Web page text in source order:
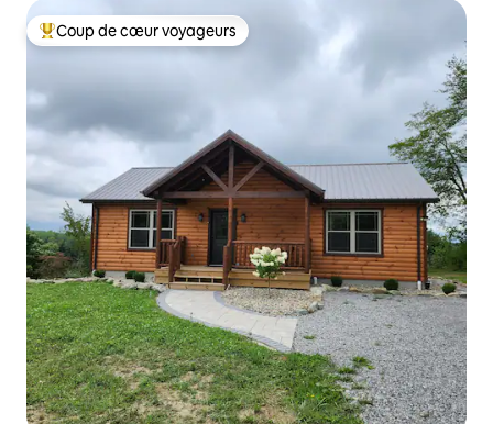
Coups de cœur voyageurs les plus appréciés
Coup de cœur voyageurs